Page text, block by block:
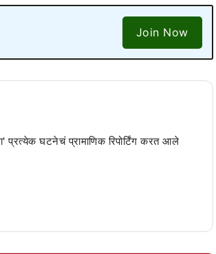
Join Now
प्रत्येक घटनेचं प्रामाणिक रिपोर्टिंग करत आले